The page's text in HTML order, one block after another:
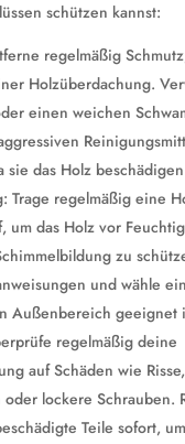
schützen kannst:
regelmäßig
Holzüberdachung.
einen weichen
sie das Holz
Trage regelmäßig eine
um das Holz vor
zu
und wähle
Außenbereich geeignet
regelmäßig deine
auf Schäden wie Risse,
lockere Schrauben.
Teile sofort,